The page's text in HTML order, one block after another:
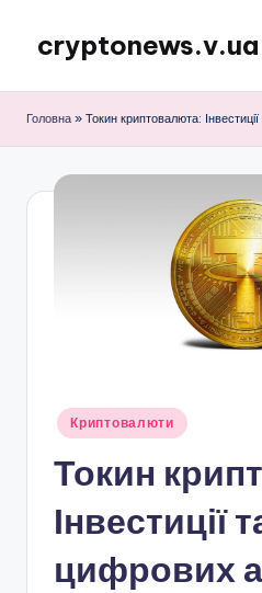
Перейти
вмісту
cryptonews.v.ua
криптовалют,
курси,
Головна » Токин криптовалюта:
Опубліковано
Криптовалюти
Токин
Інвестиції
цифрових